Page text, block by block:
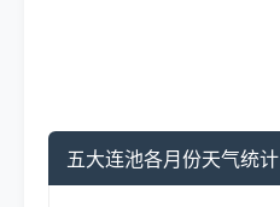
五大连池各月份天气统计